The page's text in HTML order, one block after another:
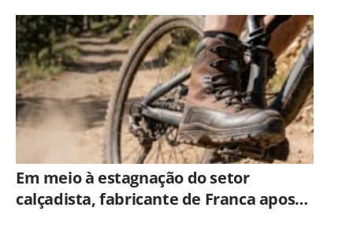
Americana
Em meio à estagnação do setor
calçadista, fabricante de Franca aposta